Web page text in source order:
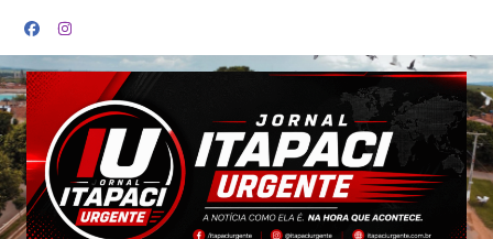
para
o
conteúdo